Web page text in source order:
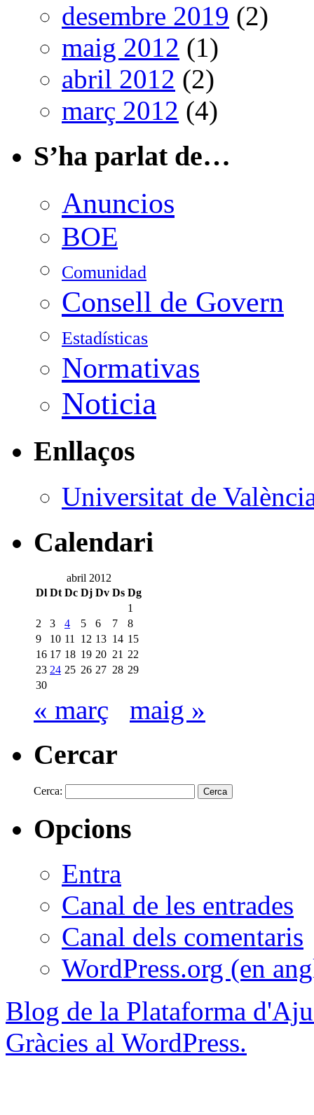
desembre 2019 (2)
maig 2012 (1)
abril 2012 (2)
març 2012 (4)
S’ha parlat de…
Anuncios
BOE
Comunidad
Consell de Govern
Estadísticas
Normativas
Noticia
Enllaços
Universitat de
Calendari
abril 2012
Dl Dt Dc Dj Dv Ds Dg
1
2
3 4 5 6 7
8
9
10 11 12 13 14 15
16 17 18 19 20 21 22
23 24 25 26 27 28 29
30
« març maig »
Cercar
Cerca:
Opcions
Entra
Canal de les entrades
Canal dels comentaris
WordPress.org (en
Blog de la Plataforma
Gràcies al WordPress.